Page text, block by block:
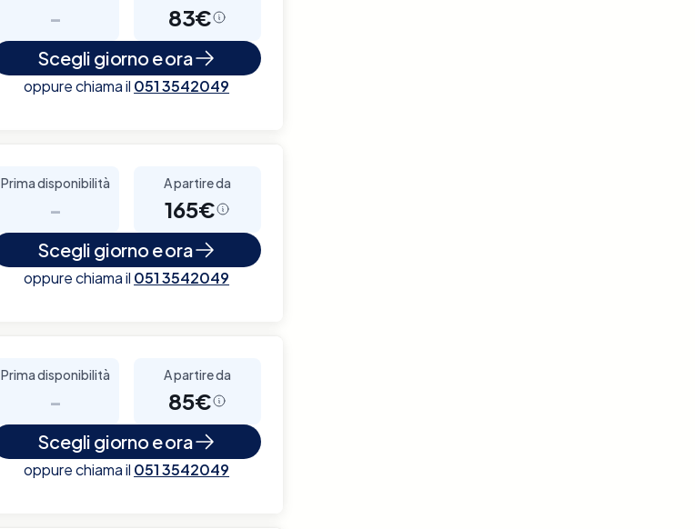
- 83€
Scegli giorno e ora
oppure chiama il 051 3542049
Prima disponibilità
-
A partire da
165€
Scegli giorno e ora
oppure chiama il 051 3542049
Prima disponibilità
-
A partire da
85€
Scegli giorno e ora
oppure chiama il 051 3542049